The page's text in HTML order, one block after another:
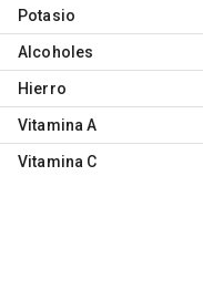
Potasio
Alcoholes
Hierro
Vitamina A
Vitamina C